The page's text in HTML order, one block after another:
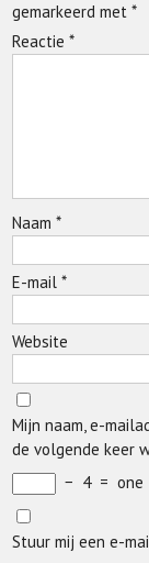
gemarkeerd met*
Reactie*
Naam*
E-mail*
Website
Mijn naam, e-
de volgende keer
− 4 = one
Stuur mij een e-